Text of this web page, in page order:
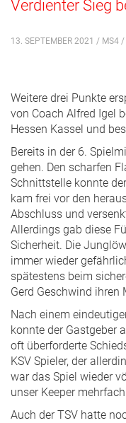
Verdienter Sieg
13. SEPTEMBER 2021 / MS4 /
Weitere drei Punkte
von Coach Alfred Igel
Hessen Kassel und
Bereits in der 6.
gehen. Den scharfen
Schnittstelle konnte
kam frei vor den
Abschluss und
Allerdings gab diese
Sicherheit. Die
immer wieder
spätestens beim
Gerd Geschwind ihren
Nach einem
konnte der Gastgeber
oft überforderte
KSV Spieler, der
war das Spiel wieder
unser Keeper
Auch der TSV hatte